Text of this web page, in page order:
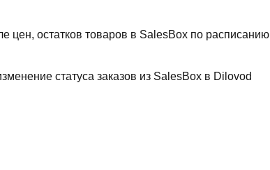
остатков товаров в SalesBox по расписанию
статуса заказов из SalesBox в Dilovod